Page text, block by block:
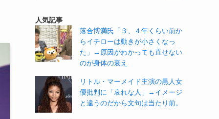
人気記事
落合博満氏「３、４年くらい前か
らイチローは動きが小さくなっ
た」→原因がわかっても直せない
のが身体の衰え
リトル・マーメイド主演の黒人女
優批判に「哀れな人」→イメージ
と違うのだから文句は当たり前。